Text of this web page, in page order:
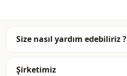
Kumaş Kaşkorse
Kumaş
Size nasıl yardım edebiliriz ?
Şirketimiz